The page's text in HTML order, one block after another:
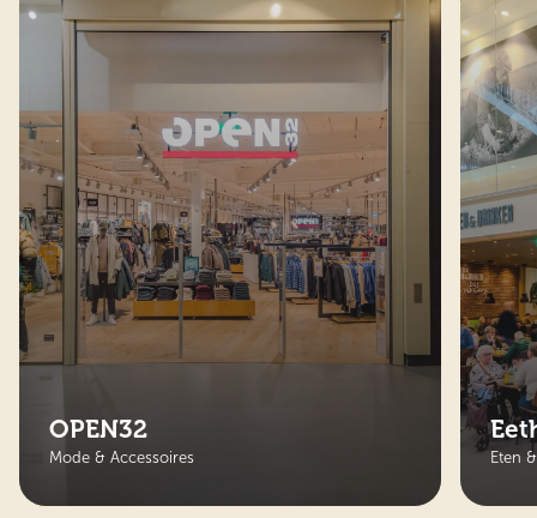
OPEN32
Mode & Accessoires Eten